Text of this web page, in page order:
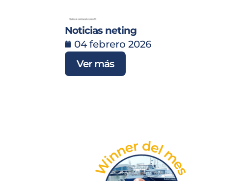
Noticias neting
04 febrero 2026
Ver más